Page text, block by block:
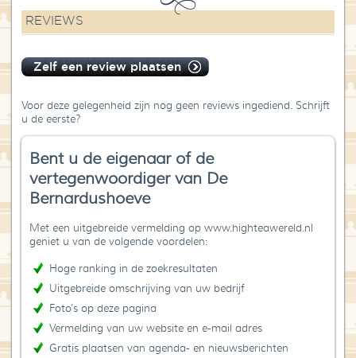
REVIEWS
Zelf een review plaatsen
Voor deze gelegenheid zijn nog geen reviews ingediend. Schrijft
u de eerste?
Bent u de eigenaar of de
vertegenwoordiger van De
Bernardushoeve
Met een uitgebreide vermelding op www.highteawereld.nl
geniet u van de volgende voordelen:
Hoge ranking in de zoekresultaten
Uitgebreide omschrijving van uw bedrijf
Foto’s op deze pagina
Vermelding van uw website en e-mail adres
Gratis plaatsen van agenda- en nieuwsberichten